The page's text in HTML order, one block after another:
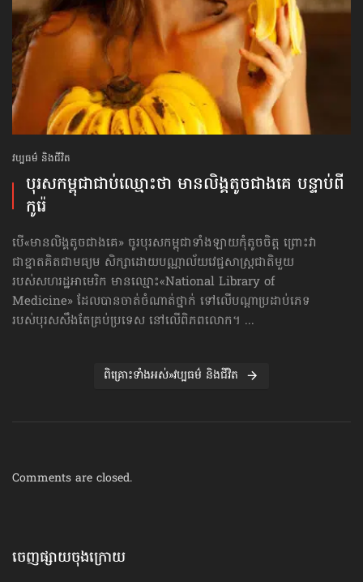
វប្បធម៌ និងជីវិត
បុរសកម្ពុជាជាប់ឈ្មោះថា មានលិង្គតូចជាងគេ បន្ទាប់ពី
កូរ៉េ
បើ«មានលិង្គតូចជាងគេ» ចូរបុរសកម្ពុជាទាំងឡាយ​កុំតូចចិត្ត ព្រោះវា
ជាខ្នាត​គិតជាមធ្យម សិក្សាដោយ​បណ្ណាល័យ​វេជ្ជសាស្ត្រជាតិមួយ
របស់សហរដ្ឋអាមេរិក មានឈ្មោះ​«National Library of
Medicine» ដែលបានចាត់​ចំណាត់ថ្នាក់ ទៅលើបណ្ដាប្រដាប់ភេទ
របស់បុរស​សឹងតែគ្រប់ប្រទេស នៅលើពិភពលោក។ ...
ពិគ្រោះទាំងអស់»វប្បធម៌ និងជីវិត
Comments are closed.
ចេញផ្សាយចុងក្រោយ